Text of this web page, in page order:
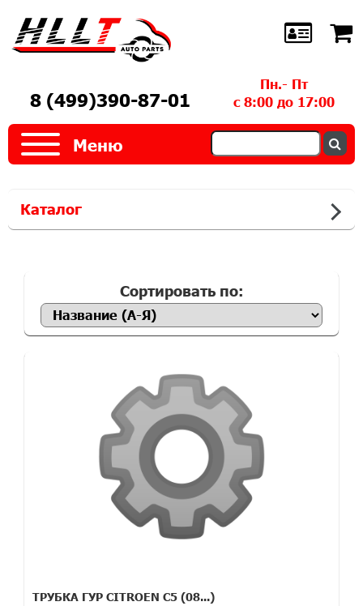
8 (499)390-87-01
Пн.- Пт
с 8:00 до 17:00
Меню
Каталог
Сортировать по:
ТРУБКА ГУР CITROEN C5 (08...)